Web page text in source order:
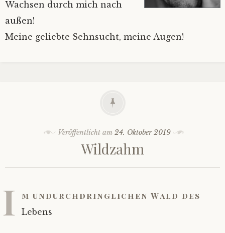
Wachsen durch mich nach
außen!
Meine geliebte Sehnsucht, meine Augen!
Veröffentlicht am 24. Oktober 2019
Wildzahm
I m undurchdringlichen Wald des
Lebens